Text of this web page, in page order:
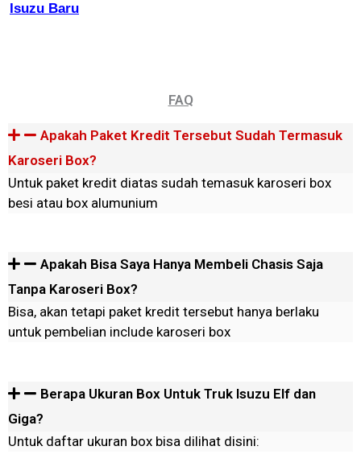
Isuzu Baru
FAQ
Apakah Paket Kredit Tersebut Sudah Termasuk
Karoseri Box?
Untuk paket kredit diatas sudah temasuk karoseri box
besi atau box alumunium
Apakah Bisa Saya Hanya Membeli Chasis Saja
Tanpa Karoseri Box?
Bisa, akan tetapi paket kredit tersebut hanya berlaku
untuk pembelian include karoseri box
Berapa Ukuran Box Untuk Truk Isuzu Elf dan
Giga?
Untuk daftar ukuran box bisa dilihat disini: